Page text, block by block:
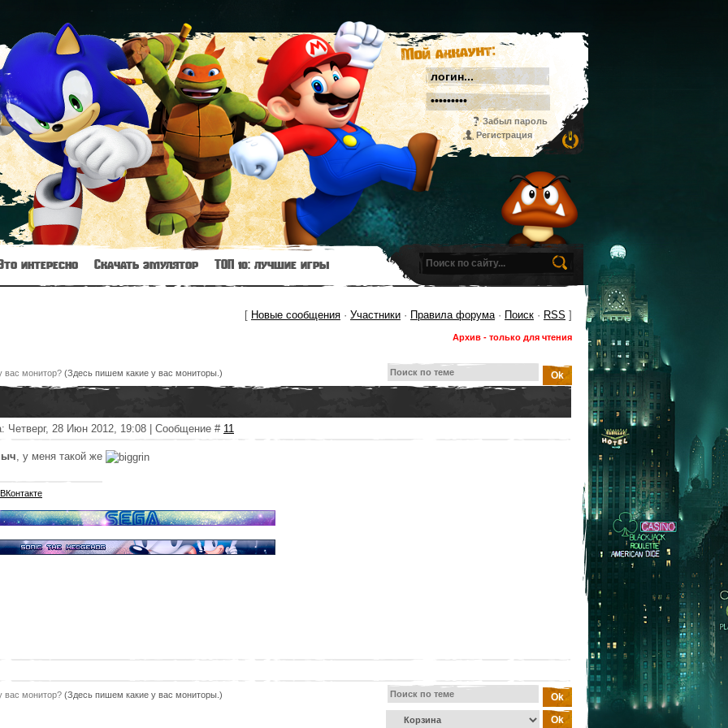
Мой аккаунт:
Забыл пароль
Регистрация
интересно Скачать эмулятор ТОП 10: лучшие игры
[ Новые сообщения · Участники · Правила форума· Поиск · RSS ]
Архив - только для чтения
вас монитор? (Здесь пишем какие у вас мониторы.)
Четверг, 28 Июн 2012, 19:08 | Сообщение # 11
, у меня такой же
вас монитор? (Здесь пишем какие у вас мониторы.)